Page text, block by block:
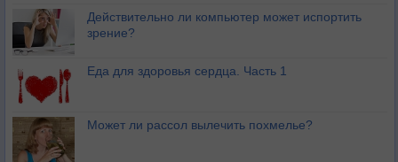
Действительно ли компьютер может испортить
зрение?
Еда для здоровья сердца. Часть 1
Может ли рассол вылечить похмелье?